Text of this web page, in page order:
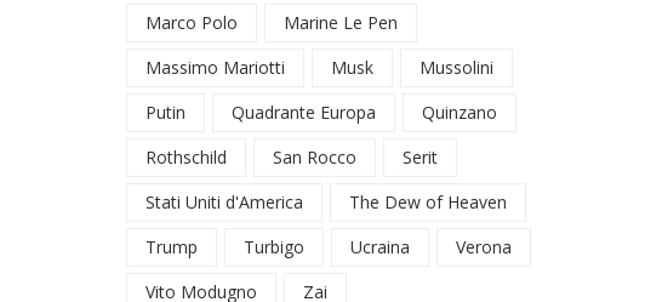
Marco Polo
Marine Le Pen
Massimo Mariotti
Musk
Mussolini
Putin
Quadrante Europa
Quinzano
Rothschild
San Rocco
Serit
Stati Uniti d'America
The Dew of Heaven
Trump
Turbigo Ucraina
Verona
Vito Modugno
Zai